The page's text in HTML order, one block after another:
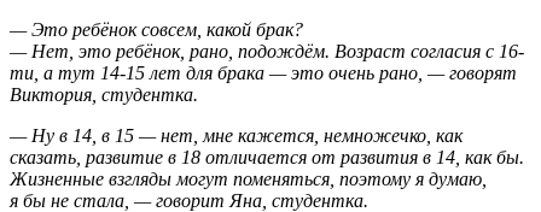
— Это ребёнок совсем, какой брак?
— Нет, это ребёнок, рано, подождём. Возраст согласия с 16-
ти, а тут 14-15 лет для брака — это очень рано, — говорят
Виктория, студентка.
— Ну в 14, в 15 — нет, мне кажется, немножечко, как
сказать, развитие в 18 отличается от развития в 14, как бы.
Жизненные взгляды могут поменяться, поэтому я думаю,
я бы не стала, — говорит Яна, студентка.